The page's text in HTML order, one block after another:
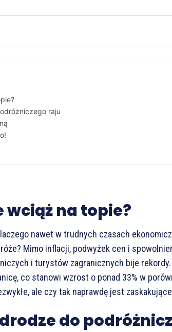
raju
wciąż na topie?
nawet w trudnych czasach
Mimo inflacji, podwyżek cen i
i turystów zagranicznych bije rekordy.
co stanowi wzrost o ponad 33% w
ale czy tak naprawdę jest
do